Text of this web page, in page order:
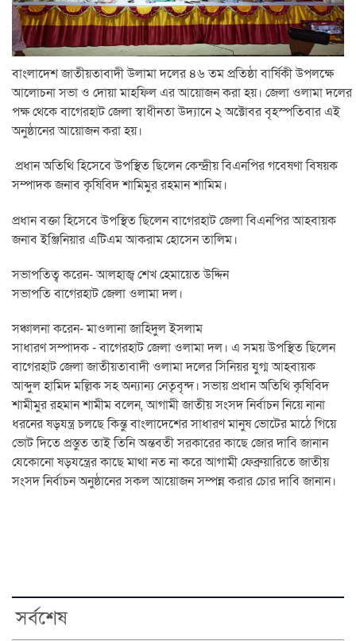
বাংলাদেশ জাতীয়তাবাদী উলামা দলের ৪৬ তম প্রতিষ্ঠা বার্ষিকী উপলক্ষে
আলোচনা সভা ও দোয়া মাহফিল এর আয়োজন করা হয়। জেলা ওলামা দলের
পক্ষ থেকে বাগেরহাট জেলা স্বাধীনতা উদ্যানে ২ অক্টোবর বৃহস্পতিবার এই
অনুষ্ঠানের আয়োজন করা হয়।
প্রধান অতিথি হিসেবে উপস্থিত ছিলেন কেন্দ্রীয় বিএনপির গবেষণা বিষয়ক
সম্পাদক জনাব কৃষিবিদ শামিমুর রহমান শামিম।
প্রধান বক্তা হিসেবে উপস্থিত ছিলেন বাগেরহাট জেলা বিএনপির আহবায়ক
জনাব ইঞ্জিনিয়ার এটিএম আকরাম হোসেন তালিম।
সভাপতিত্ব করেন- আলহাজ্ব শেখ হেমায়েত উদ্দিন
সভাপতি বাগেরহাট জেলা ওলামা দল।
সঞ্চালনা করেন- মাওলানা জাহিদুল ইসলাম
সাধারণ সম্পাদক - বাগেরহাট জেলা ওলামা দল। এ সময় উপস্থিত ছিলেন
বাগেরহাট জেলা জাতীয়তাবাদী ওলামা দলের সিনিয়র যুগ্ম আহবায়ক
আব্দুল হামিদ মল্লিক সহ অন্যান্য নেতৃবৃন্দ। সভায় প্রধান অতিথি কৃষিবিদ
শামীমুর রহমান শামীম বলেন, আগামী জাতীয় সংসদ নির্বাচন নিয়ে নানা
ধরনের ষড়যন্ত্র চলছে কিন্তু বাংলাদেশের সাধারণ মানুষ ভোটের মাঠে গিয়ে
ভোট দিতে প্রস্তুত তাই তিনি অন্তবতী সরকারের কাছে জোর দাবি জানান
যেকোনো ষড়যন্ত্রের কাছে মাথা নত না করে আগামী ফেব্রুয়ারিতে জাতীয়
সংসদ নির্বাচন অনুষ্ঠানের সকল আয়োজন সম্পন্ন করার চোর দাবি জানান।
সর্বশেষ